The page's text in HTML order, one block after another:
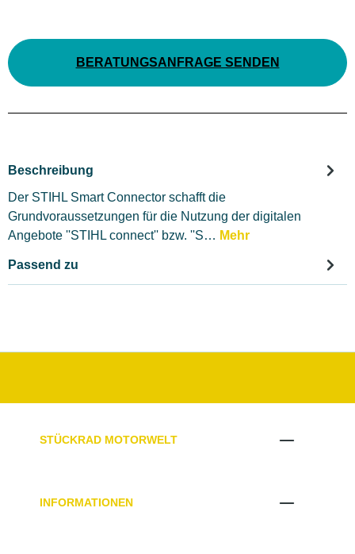
BERATUNGSANFRAGE SENDEN
Beschreibung
Der STIHL Smart Connector schafft die
Grundvoraussetzungen für die Nutzung der digitalen
Angebote ''STIHL connect'' bzw. ''S… Mehr
Passend zu
STÜCKRAD MOTORWELT
INFORMATIONEN